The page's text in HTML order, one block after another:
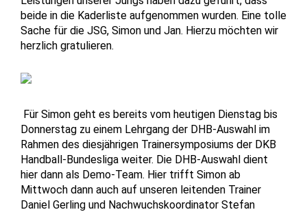
beide in die Kaderliste aufgenommen wurden. Eine tolle
Sache für die JSG, Simon und Jan. Hierzu möchten wir
herzlich gratulieren.
Für Simon geht es bereits vom heutigen Dienstag bis
Donnerstag zu einem Lehrgang der DHB-Auswahl im
Rahmen des diesjährigen Trainersymposiums der DKB
Handball-Bundesliga weiter. Die DHB-Auswahl dient
hier dann als Demo-Team. Hier trifft Simon ab
Mittwoch dann auch auf unseren leitenden Trainer
Daniel Gerling und Nachwuchskoordinator Stefan